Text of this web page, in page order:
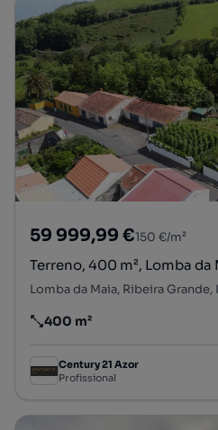
59 999,99 €150 €/m²
Terreno, 400 m², Lomba da
Lomba da Maia, Ribeira
Preço por metro quadrado
400 m²
Century 21 Azor
Profissional